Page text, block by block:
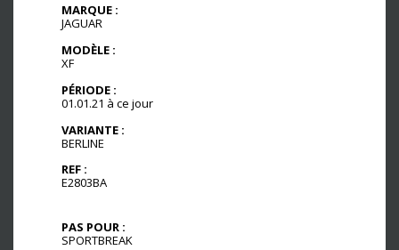
MARQUE :
JAGUAR
MODÈLE :
XF
PÉRIODE :
01.01.21 à ce jour
VARIANTE :
BERLINE
REF :
E2803BA
PAS POUR :
SPORTBREAK